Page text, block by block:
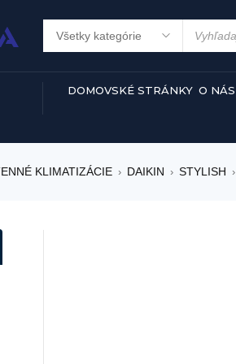
DOMOVSKÉ STRÁNKY O NÁS
KLIMATIZÁCIE › DAIKIN › STYLISH ›